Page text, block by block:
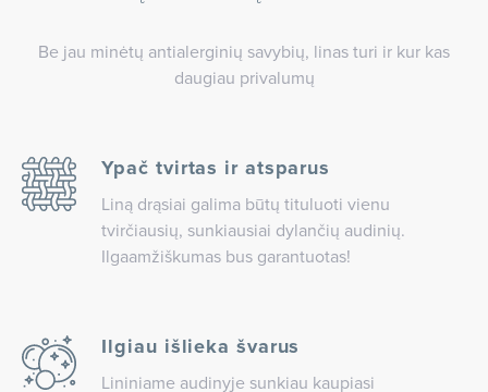
Be jau minėtų antialerginių savybių, linas turi ir kur kas
daugiau privalumų
Ypač tvirtas ir atsparus
Liną drąsiai galima būtų tituluoti vienu
tvirčiausių, sunkiausiai dylančių audinių.
Ilgaamžiškumas bus garantuotas!
Ilgiau išlieka švarus
Lininiame audinyje sunkiau kaupiasi